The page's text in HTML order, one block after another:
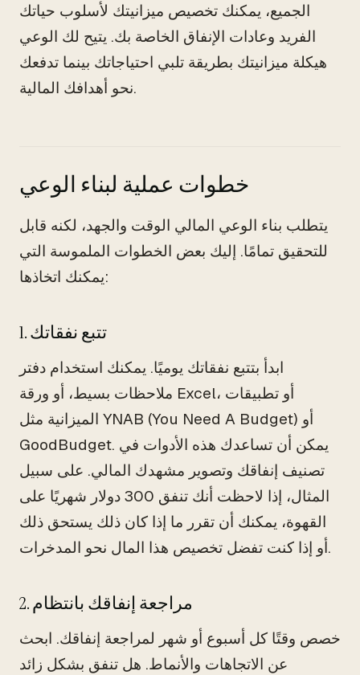
الجميع، يمكنك تخصيص ميزانيتك لأسلوب حياتك
الفريد وعادات الإنفاق الخاصة بك. يتيح لك الوعي
هيكلة ميزانيتك بطريقة تلبي احتياجاتك بينما تدفعك
نحو أهدافك المالية.
خطوات عملية لبناء الوعي
يتطلب بناء الوعي المالي الوقت والجهد، لكنه قابل
للتحقيق تمامًا. إليك بعض الخطوات الملموسة التي
يمكنك اتخاذها:
1. تتبع نفقاتك
ابدأ بتتبع نفقاتك يوميًا. يمكنك استخدام دفتر
ملاحظات بسيط، أو ورقة Excel، أو تطبيقات
الميزانية مثل YNAB (You Need A Budget) أو
GoodBudget. يمكن أن تساعدك هذه الأدوات في
تصنيف إنفاقك وتصوير مشهدك المالي. على سبيل
المثال، إذا لاحظت أنك تنفق 300 دولار شهريًا على
القهوة، يمكنك أن تقرر ما إذا كان ذلك يستحق ذلك
أو إذا كنت تفضل تخصيص هذا المال نحو المدخرات.
2. مراجعة إنفاقك بانتظام
خصص وقتًا كل أسبوع أو شهر لمراجعة إنفاقك. ابحث
عن الاتجاهات والأنماط. هل تنفق بشكل زائد